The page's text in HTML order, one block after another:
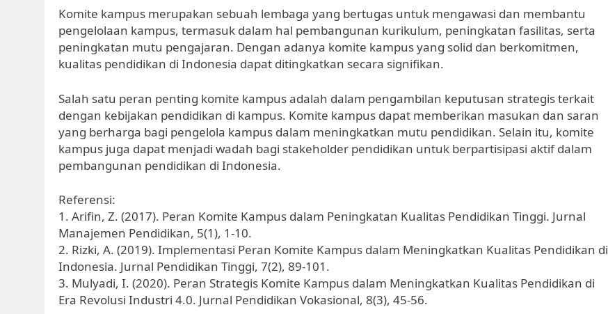
Komite kampus merupakan sebuah lembaga yang bertugas untuk mengawasi dan membantu
pengelolaan kampus, termasuk dalam hal pembangunan kurikulum, peningkatan fasilitas, serta
peningkatan mutu pengajaran. Dengan adanya komite kampus yang solid dan berkomitmen,
kualitas pendidikan di Indonesia dapat ditingkatkan secara signifikan.
Salah satu peran penting komite kampus adalah dalam pengambilan keputusan strategis terkait
dengan kebijakan pendidikan di kampus. Komite kampus dapat memberikan masukan dan saran
yang berharga bagi pengelola kampus dalam meningkatkan mutu pendidikan. Selain itu, komite
kampus juga dapat menjadi wadah bagi stakeholder pendidikan untuk berpartisipasi aktif dalam
pembangunan pendidikan di Indonesia.
Referensi:
1. Arifin, Z. (2017). Peran Komite Kampus dalam Peningkatan Kualitas Pendidikan Tinggi. Jurnal
Manajemen Pendidikan, 5(1), 1-10.
2. Rizki, A. (2019). Implementasi Peran Komite Kampus dalam Meningkatkan Kualitas Pendidikan di
Indonesia. Jurnal Pendidikan Tinggi, 7(2), 89-101.
3. Mulyadi, I. (2020). Peran Strategis Komite Kampus dalam Meningkatkan Kualitas Pendidikan di
Era Revolusi Industri 4.0. Jurnal Pendidikan Vokasional, 8(3), 45-56.